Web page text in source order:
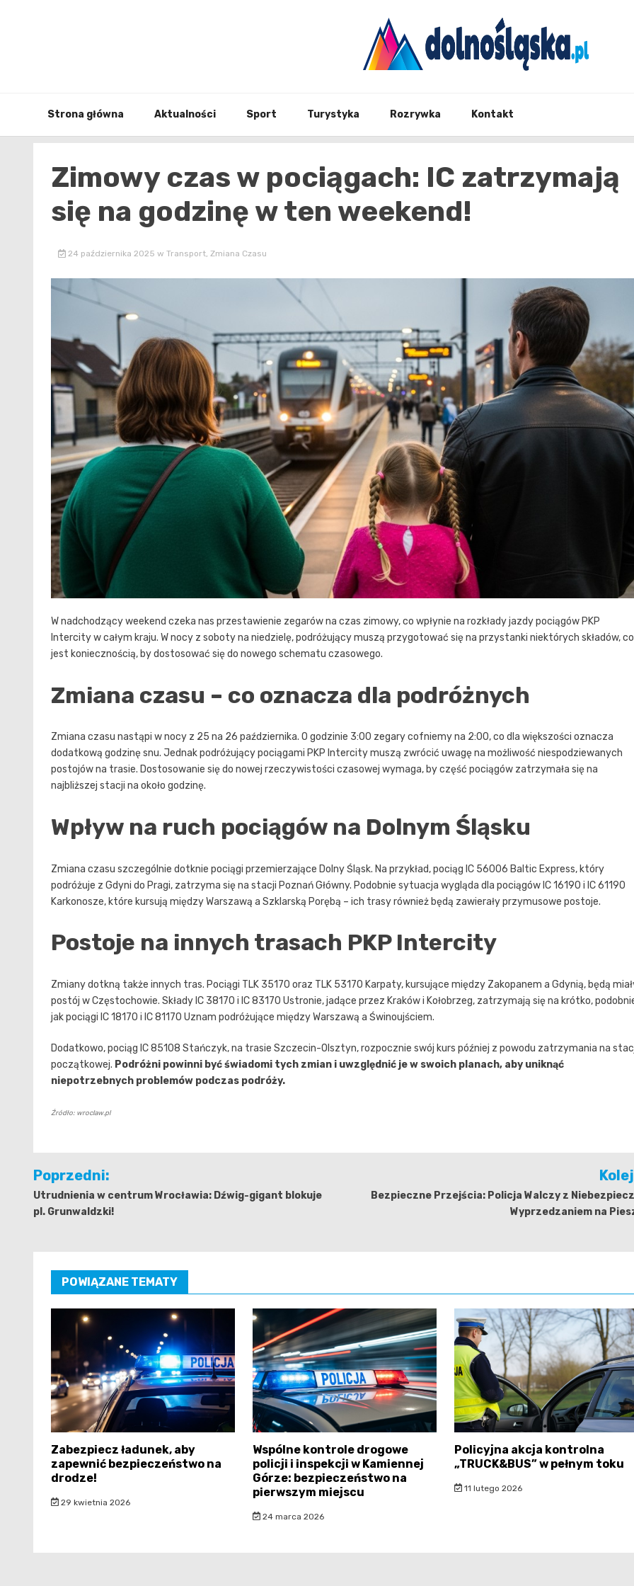
Strona główna Aktualności Sport Turystyka Rozrywka Kontakt
Zimowy czas w pociągach: IC zatrzymają
się na godzinę w ten weekend!
24 października 2025 w Transport, Zmiana Czasu
W nadchodzący weekend czeka nas przestawienie zegarów na czas zimowy, co wpłynie na rozkłady jazdy pociągów PKP
Intercity w całym kraju. W nocy z soboty na niedzielę, podróżujący muszą przygotować się na przystanki niektórych składów, co
jest koniecznością, by dostosować się do nowego schematu czasowego.
Zmiana czasu – co oznacza dla podróżnych
Zmiana czasu nastąpi w nocy z 25 na 26 października. O godzinie 3:00 zegary cofniemy na 2:00, co dla większości oznacza
dodatkową godzinę snu. Jednak podróżujący pociągami PKP Intercity muszą zwrócić uwagę na możliwość niespodziewanych
postojów na trasie. Dostosowanie się do nowej rzeczywistości czasowej wymaga, by część pociągów zatrzymała się na
najbliższej stacji na około godzinę.
Wpływ na ruch pociągów na Dolnym Śląsku
Zmiana czasu szczególnie dotknie pociągi przemierzające Dolny Śląsk. Na przykład, pociąg IC 56006 Baltic Express, który
podróżuje z Gdyni do Pragi, zatrzyma się na stacji Poznań Główny. Podobnie sytuacja wygląda dla pociągów IC 16190 i IC 61190
Karkonosze, które kursują między Warszawą a Szklarską Porębą – ich trasy również będą zawierały przymusowe postoje.
Postoje na innych trasach PKP Intercity
Zmiany dotkną także innych tras. Pociągi TLK 35170 oraz TLK 53170 Karpaty, kursujące między Zakopanem a Gdynią, będą
postój w Częstochowie. Składy IC 38170 i IC 83170 Ustronie, jadące przez Kraków i Kołobrzeg, zatrzymają się na krótko,
jak pociągi IC 18170 i IC 81170 Uznam podróżujące między Warszawą a Świnoujściem.
Dodatkowo, pociąg IC 85108 Stańczyk, na trasie Szczecin-Olsztyn, rozpocznie swój kurs później z powodu zatrzymania na
początkowej. Podróżni powinni być świadomi tych zmian i uwzględnić je w swoich planach, aby uniknąć
niepotrzebnych problemów podczas podróży.
Źródło: wroclaw.pl
Nawigacja
wpisu
Poprzedni:
Utrudnienia w centrum Wrocławia: Dźwig-gigant blokuje
pl. Grunwaldzki!
Bezpieczne Przejścia: Policja Walczy z
Wyprzedzaniem na
POWIĄZANE TEMATY
Zabezpiecz ładunek, aby
zapewnić bezpieczeństwo na
drodze!
29 kwietnia 2026
Wspólne kontrole drogowe
policji i inspekcji w Kamiennej
Górze: bezpieczeństwo na
pierwszym miejscu
24 marca 2026
Policyjna akcja kontrolna
„TRUCK&BUS” w pełnym toku
11 lutego 2026